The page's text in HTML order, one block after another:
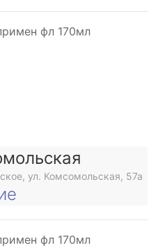
фл 170мл
ул. Комсомольская, 57а
фл 170мл